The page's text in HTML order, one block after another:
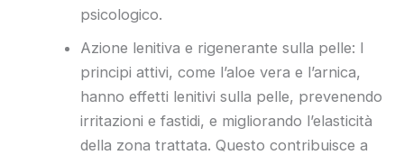
psicologico.
Azione lenitiva e rigenerante sulla pelle: I
principi attivi, come l’aloe vera e l’arnica,
hanno effetti lenitivi sulla pelle, prevenendo
irritazioni e fastidi, e migliorando l’elasticità
della zona trattata. Questo contribuisce a